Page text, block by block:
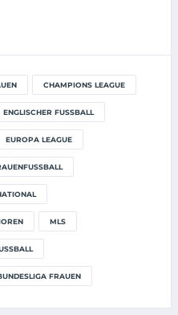
CHAMPIONS LEAGUE
ENGLISCHER FUSSBALL
EUROPA LEAGUE
MLS
FRAUEN